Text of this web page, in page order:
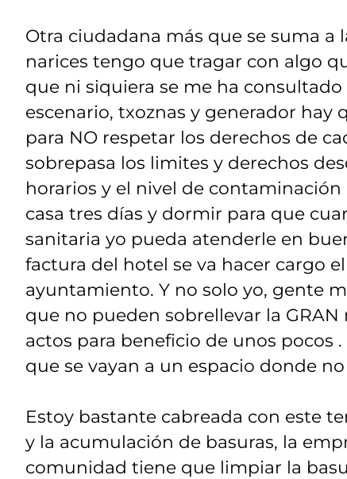
Otra ciudadana más que se suma a
narices tengo que tragar con algo
que ni siquiera se me ha
escenario, txoznas y generador hay
para NO respetar los derechos de
sobrepasa los limites y derechos
horarios y el nivel de
casa tres días y dormir para que
sanitaria yo pueda atenderle en
factura del hotel se va hacer cargo
ayuntamiento. Y no solo yo, gente
que no pueden sobrellevar la
actos para beneficio de unos pocos
que se vayan a un espacio donde
Estoy bastante cabreada con este
y la acumulación de basuras, la
comunidad tiene que limpiar la